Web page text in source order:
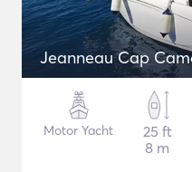
Jeanneau Cap
Motor Yacht
25 ft
8 m